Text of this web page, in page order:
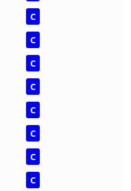
C
C
C
C
C
C
C
C